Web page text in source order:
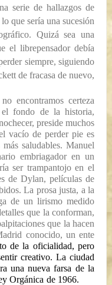
serie de hallazgos de
que sería una sucesión
Quizá sea una
el librepensador debía
siempre, siguiendo
de fracasa de nuevo,
encontramos certeza
fondo de la historia,
preside muchos
vacío de perder pie es
saludables. Manuel
embriagador en un
ser trampantojo en el
de Dylan, películas de
La prosa justa, a la
de un lirismo medido
que la conforman,
que la hacen
conocido, un ente
de la oficialidad, pero
creativo. La ciudad
una nueva farsa de la
Orgánica de 1966.